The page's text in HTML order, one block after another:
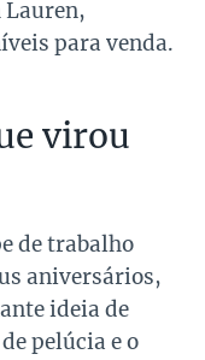
Lauren,
para venda.
virou
de trabalho
aniversários,
ideia de
pelúcia e o